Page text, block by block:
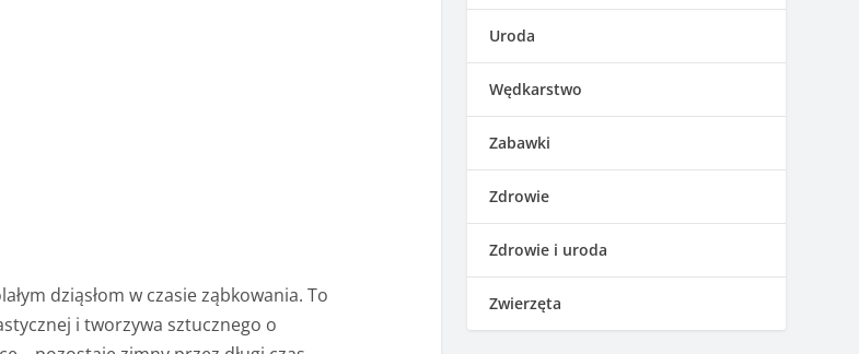
dziąsłom w czasie ząbkowania. To
i tworzywa sztucznego o
Uroda
Wędkarstwo
Zabawki
Zdrowie
Zdrowie i uroda
Zwierzęta